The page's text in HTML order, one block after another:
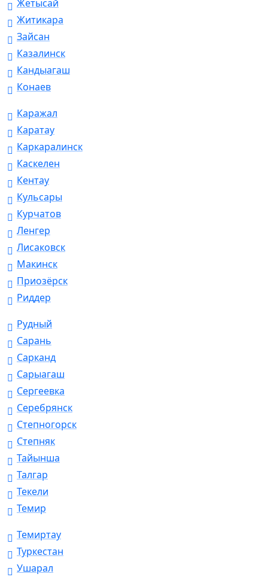
Жетысай
Житикара
Зайсан
Казалинск
Кандыагаш
Конаев
Каражал
Каратау
Каркаралинск
Каскелен
Кентау
Кульсары
Курчатов
Ленгер
Лисаковск
Макинск
Приозёрск
Риддер
Рудный
Сарань
Сарканд
Сарыагаш
Сергеевка
Серебрянск
Степногорск
Степняк
Тайынша
Талгар
Текели
Темир
Темиртау
Туркестан
Ушарал